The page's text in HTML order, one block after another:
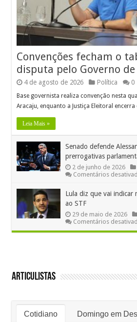
Convenções fecham o
disputa pelo Governo de
4 de agosto de 2026 Política 0
Base governista realiza convenção nesta
Aracaju, enquanto a Justiça Eleitoral encerra
Leia Mais »
Senado defende
prerrogativas
2 de junho de 2026
Comentários
Lula diz que vai indicar
ao STF
29 de maio de 2026
Comentários
Articulistas
Cotidiano Domingo em